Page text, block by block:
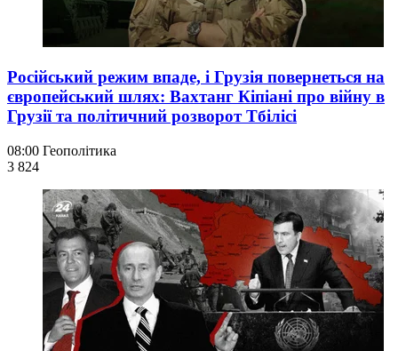
Російський режим впаде, і Грузія повернеться на
європейський шлях: Вахтанг Кіпіані про війну в
Грузії та політичний розворот Тбілісі
08:00 Геополітика
3 824